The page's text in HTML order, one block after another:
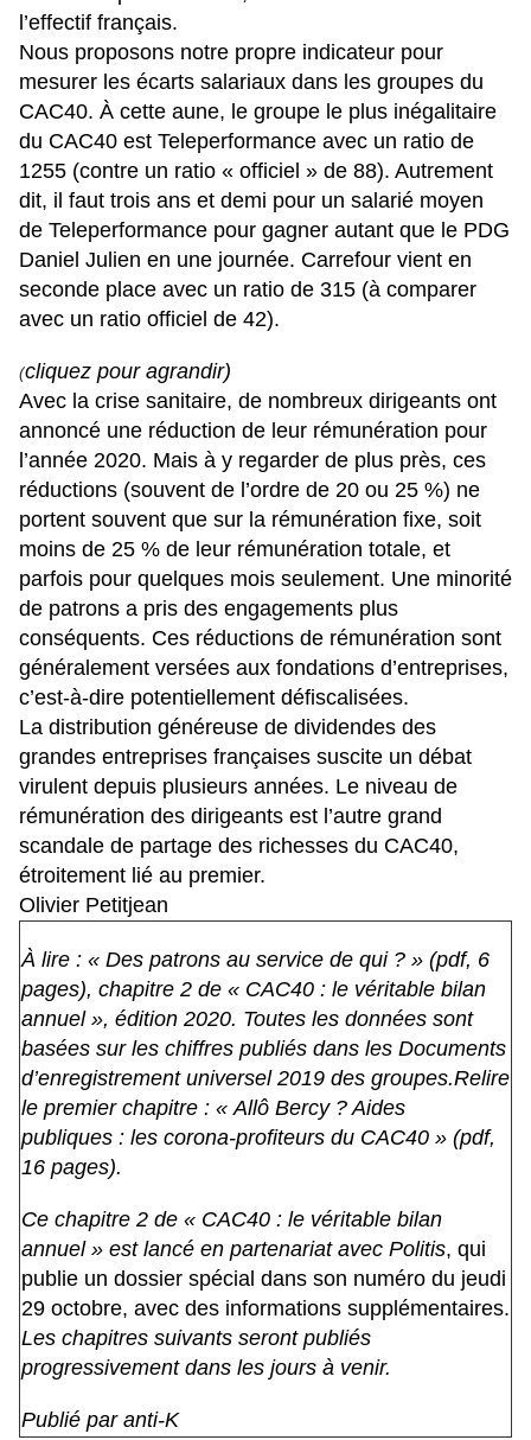
l’effectif français.
Nous proposons notre propre indicateur pour
mesurer les écarts salariaux dans les groupes du
CAC40. À cette aune, le groupe le plus inégalitaire
du CAC40 est Teleperformance avec un ratio de
1255 (contre un ratio « officiel » de 88). Autrement
dit, il faut trois ans et demi pour un salarié moyen
de Teleperformance pour gagner autant que le PDG
Daniel Julien en une journée. Carrefour vient en
seconde place avec un ratio de 315 (à comparer
avec un ratio officiel de 42).
(cliquez pour agrandir)
Avec la crise sanitaire, de nombreux dirigeants ont
annoncé une réduction de leur rémunération pour
l’année 2020. Mais à y regarder de plus près, ces
réductions (souvent de l’ordre de 20 ou 25 %) ne
portent souvent que sur la rémunération fixe, soit
moins de 25 % de leur rémunération totale, et
parfois pour quelques mois seulement. Une minorité
de patrons a pris des engagements plus
conséquents. Ces réductions de rémunération sont
généralement versées aux fondations d’entreprises,
c’est-à-dire potentiellement défiscalisées.
La distribution généreuse de dividendes des
grandes entreprises françaises suscite un débat
virulent depuis plusieurs années. Le niveau de
rémunération des dirigeants est l’autre grand
scandale de partage des richesses du CAC40,
étroitement lié au premier.
Olivier Petitjean
À lire : « Des patrons au service de qui ? » (pdf, 6
pages), chapitre 2 de « CAC40 : le véritable bilan
annuel », édition 2020. Toutes les données sont
basées sur les chiffres publiés dans les Documents
d’enregistrement universel 2019 des groupes.Relire
le premier chapitre : «Allô Bercy ? Aides
publiques : les corona-profiteurs du CAC40 » (pdf,
16 pages).
Ce chapitre 2 de « CAC40 : le véritable bilan
annuel » est lancé en partenariat avec Politis, qui
publie un dossier spécial dans son numéro du jeudi
29 octobre, avec des informations supplémentaires.
Les chapitres suivants seront publiés
progressivement dans les jours à venir.
Publié par anti-K